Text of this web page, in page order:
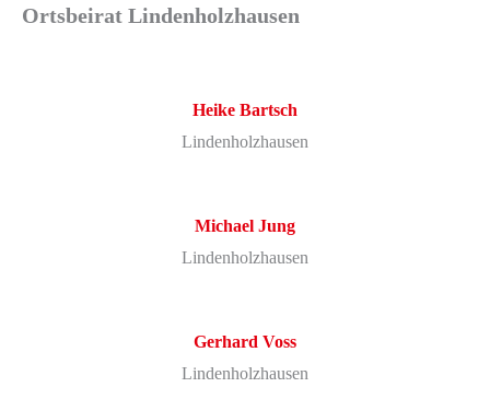
Ortsbeirat Lindenholzhausen
Heike Bartsch
Lindenholzhausen
Michael Jung
Lindenholzhausen
Gerhard Voss
Lindenholzhausen